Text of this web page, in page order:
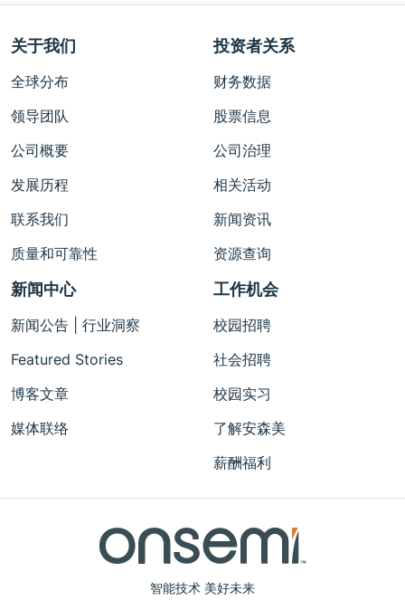
智能技术 美好未来
关于我们
全球分布
领导团队
公司概要
发展历程
联系我们
质量和可靠性
投资者关系
财务数据
股票信息
公司治理
相关活动
新闻资讯
资源查询
新闻中心
新闻公告 | 行业洞察
Featured Stories
博客文章
媒体联络
工作机会
校园招聘
社会招聘
校园实习
了解安森美
薪酬福利